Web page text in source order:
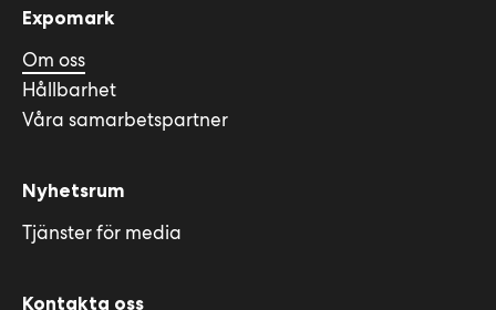
Expomark
Om oss
Hållbarhet
Våra samarbetspartner
Nyhetsrum
Tjänster för media
Kontakta oss